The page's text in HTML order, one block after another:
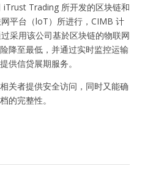
iTrust Trading 所开发的区块链和
平台（loT）所进行，CIMB 计
采用该公司基於区块链的物联网
降至最低，并通过实时监控运输
供信贷展期服务。
关者提供安全访问，同时又能确
的完整性。